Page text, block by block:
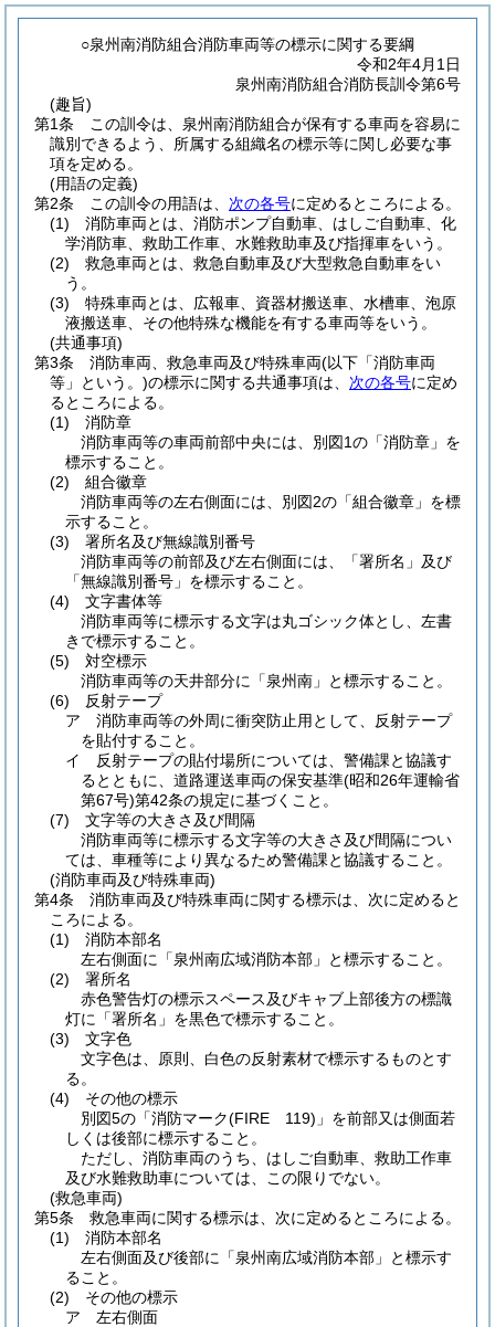
○泉州南消防組合消防車両等の標示に関する要綱
令和2年4月1日
泉州南消防組合消防長訓令第6号
(趣旨)
第1条
この訓令は、泉州南消防組合が保有する車両を容易に
識別できるよう、所属する組織名の標示等に関し必要な事
項を定める。
(用語の定義)
第2条
この訓令の用語は、 次の各号に定めるところによる。
(1)
消防車両とは、消防ポンプ自動車、はしご自動車、化
学消防車、救助工作車、水難救助車及び指揮車をいう。
(2)
救急車両とは、救急自動車及び大型救急自動車をい
う。
(3)
特殊車両とは、広報車、資器材搬送車、水槽車、泡原
液搬送車、その他特殊な機能を有する車両等をいう。
(共通事項)
第3条
消防車両、救急車両及び特殊車両(以下「消防車両
等」という。)の標示に関する共通事項は、 次の各号に定め
るところによる。
(1)
消防章
消防車両等の車両前部中央には、別図1の「消防章」を
標示すること。
(2)
組合徽章
消防車両等の左右側面には、別図2の「組合徽章」を標
示すること。
(3)
署所名及び無線識別番号
消防車両等の前部及び左右側面には、「署所名」及び
「無線識別番号」を標示すること。
(4)
文字書体等
消防車両等に標示する文字は丸ゴシック体とし、左書
きで標示すること。
(5)
対空標示
消防車両等の天井部分に「泉州南」と標示すること。
(6)
反射テープ
ア
消防車両等の外周に衝突防止用として、反射テープ
を貼付すること。
イ
反射テープの貼付場所については、警備課と協議す
るとともに、道路運送車両の保安基準(昭和26年運輸省
第67号)第42条の規定に基づくこと。
(7)
文字等の大きさ及び間隔
消防車両等に標示する文字等の大きさ及び間隔につい
ては、車種等により異なるため警備課と協議すること。
(消防車両及び特殊車両)
第4条
消防車両及び特殊車両に関する標示は、次に定めると
ころによる。
(1)
消防本部名
左右側面に「泉州南広域消防本部」と標示すること。
(2)
署所名
赤色警告灯の標示スペース及びキャブ上部後方の標識
灯に「署所名」を黒色で標示すること。
(3)
文字色
文字色は、原則、白色の反射素材で標示するものとす
る。
(4)
その他の標示
別図5の「消防マーク(FIRE 119) 」を前部又は側面若
しくは後部に標示すること。
ただし、消防車両のうち、はしご自動車、救助工作車
及び水難救助車については、この限りでない。
(救急車両)
第5条
救急車両に関する標示は、次に定めるところによる。
(1)
消防本部名
左右側面及び後部に「泉州南広域消防本部」と標示す
ること。
(2)
その他の標示
ア
左右側面